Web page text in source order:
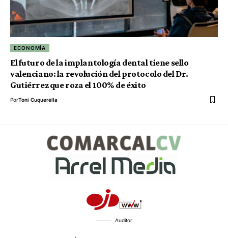
ECONOMÍA
El futuro de la implantología dental tiene sello
valenciano: la revolución del protocolo del Dr.
Gutiérrez que roza el 100% de éxito
PorToni Cuquerella
Auditor